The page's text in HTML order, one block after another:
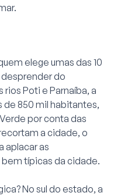
elege umas das 10
desprender do
Poti e Parnaíba, a
850 mil habitantes,
por conta das
a cidade, o
aplacar as
típicas da cidade.
No sul do estado, a